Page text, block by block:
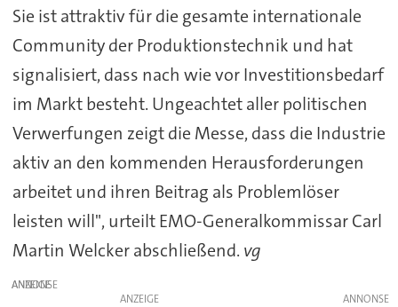
Sie ist attraktiv für die gesamte internationale
Community der Produktionstechnik und hat
signalisiert, dass nach wie vor Investitionsbedarf
im Markt besteht. Ungeachtet aller politischen
Verwerfungen zeigt die Messe, dass die Industrie
aktiv an den kommenden Herausforderungen
arbeitet und ihren Beitrag als Problemlöser
leisten will", urteilt EMO-Generalkommissar Carl
Martin Welcker abschließend. vg
ANZEIGE
ANZEIGE